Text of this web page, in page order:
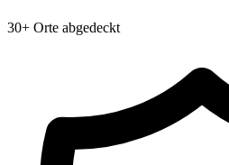
30+ Orte abgedeckt